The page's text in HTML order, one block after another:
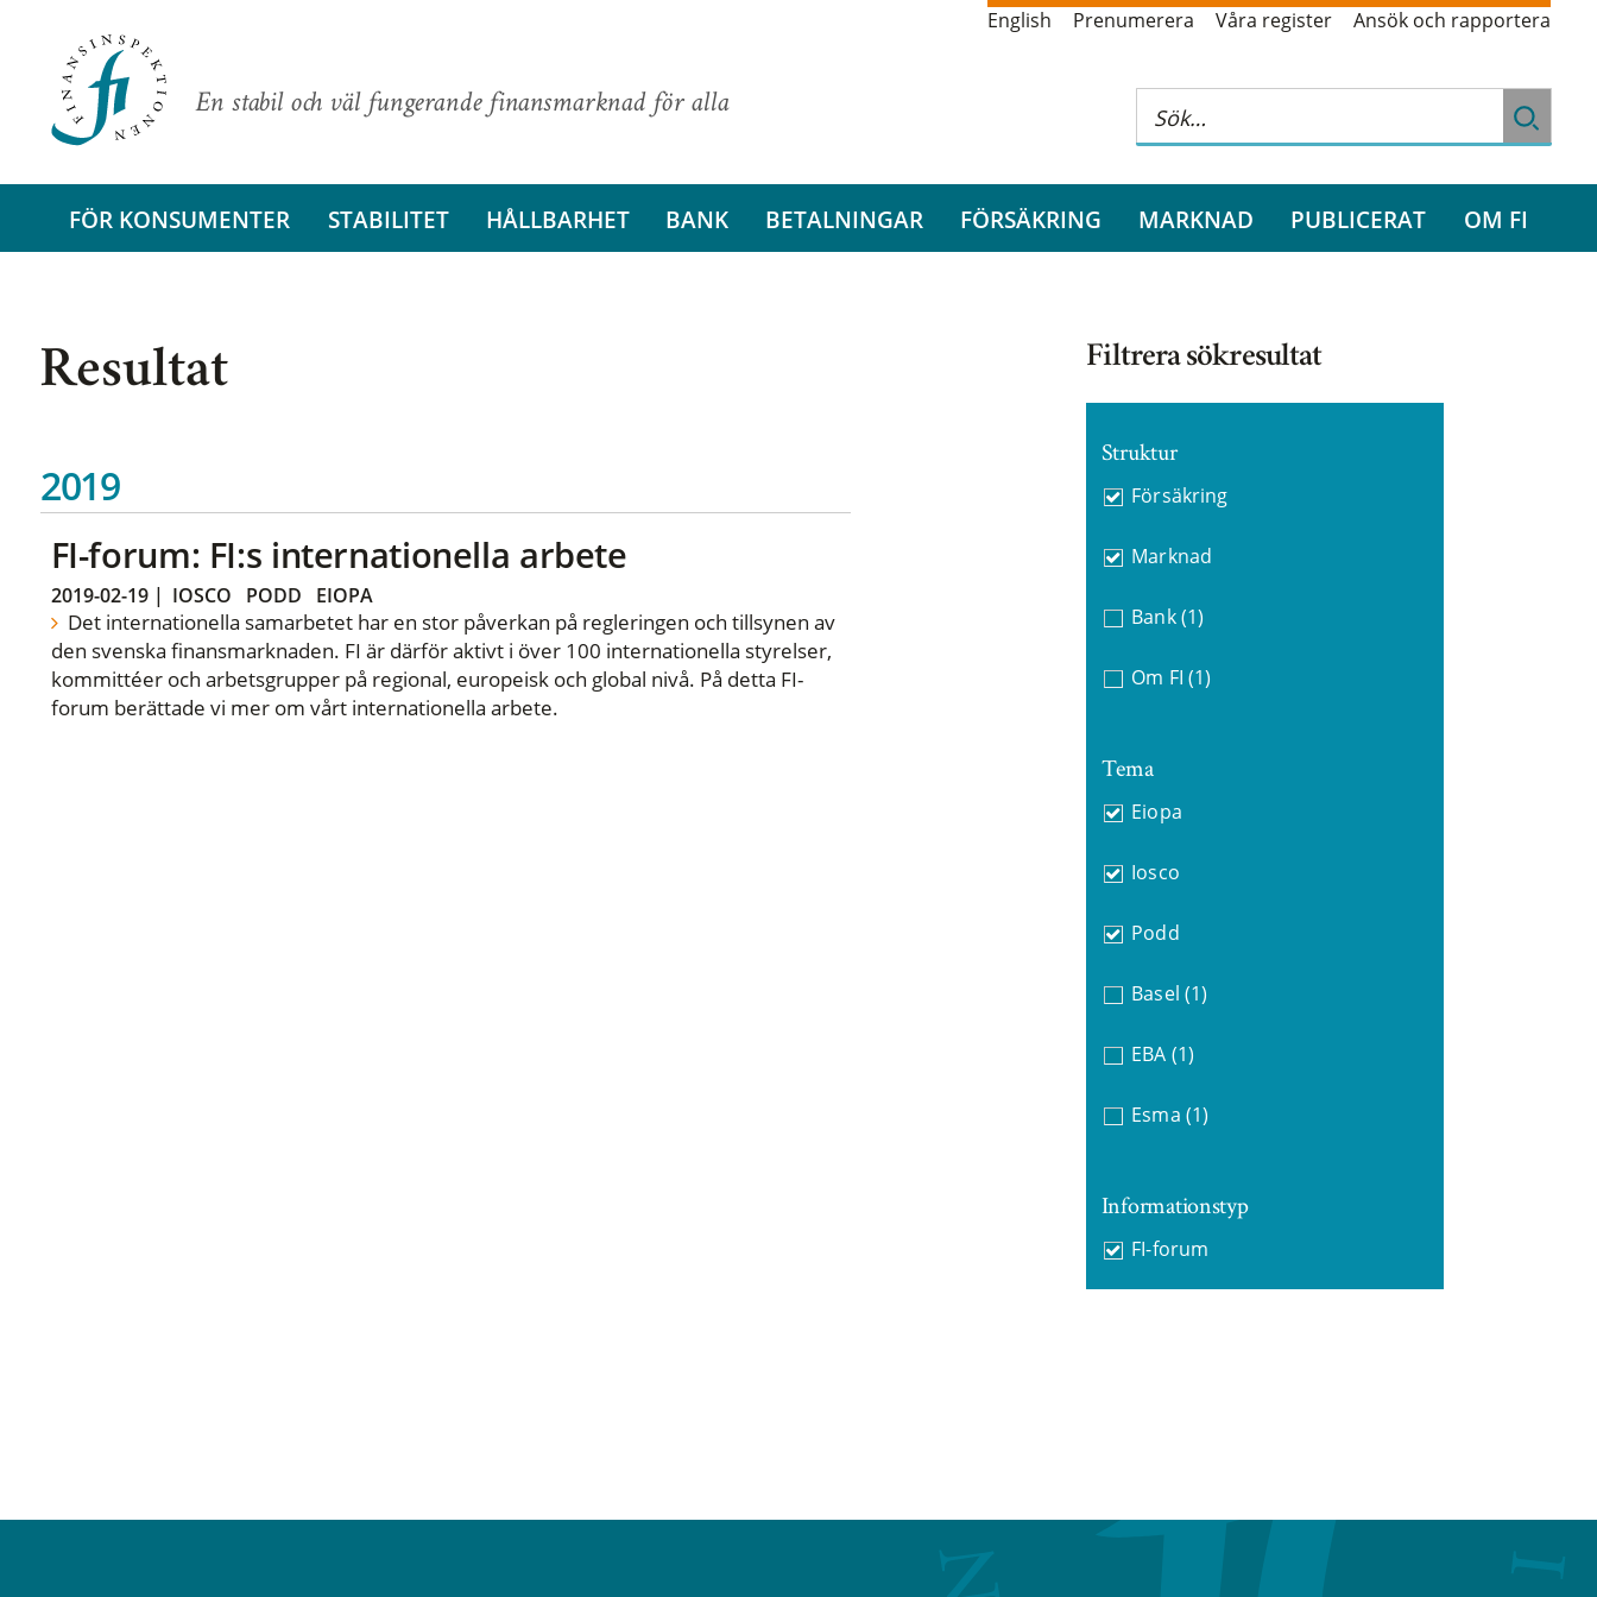
En stabil och väl fungerande finansmarknad för alla
English Prenumerera Våra register Ansök och rapportera
FÖR KONSUMENTER STABILITET HÅLLBARHET BANK BETALNINGAR FÖRSÄKRING MARKNAD PUBLICERAT OM FI
Resultat
2019
FI-forum: FI:s internationella arbete
2019-02-19| IOSCO PODD EIOPA
Det internationella samarbetet har en stor påverkan på regleringen och tillsynen av
den svenska finansmarknaden. FI är därför aktivt i över 100 internationella styrelser,
kommittéer och arbetsgrupper på regional, europeisk och global nivå. På detta FI-
forum berättade vi mer om vårt internationella arbete.
Filtrera sökresultat
Struktur
Försäkring
Marknad
Bank (1)
Om FI (1)
Tema
Eiopa
Iosco
Podd
Basel (1)
EBA (1)
Esma (1)
Informationstyp
FI-forum